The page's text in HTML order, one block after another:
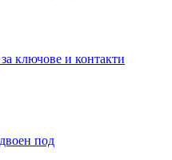
ключове и контакти
под